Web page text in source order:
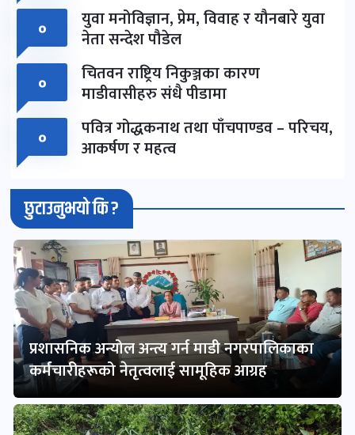
०
युवा मनोविज्ञान, प्रेम, विवाह र यौनबारे युवा
नेता सन्देश पौडेल
०
चितवन राष्ट्रिय निकुञ्जका कारण
माडीवासीहरु संधै पीडामा
०
पवित्र गोद्धकनाथ तथा पाँचपाण्डव – परिचय,
आकर्षण र महत्व
छुटाउनुभयो कि ?
प्रशासनिक अन्योल अन्त्य गर्न माडी नगरपालिकाका
कर्मचारीहरूको नेतृत्वलाई सामूहिक आग्रह